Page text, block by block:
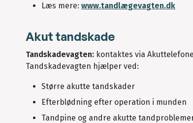
Læs mere: www.tandlægevagten.dk
Akut tandskade
Tandskadevagten: kontaktes via
Tandskadevagten hjælper ved:
Større akutte tandskader
Efterblødning efter operation i munden
Tandpine og andre akutte